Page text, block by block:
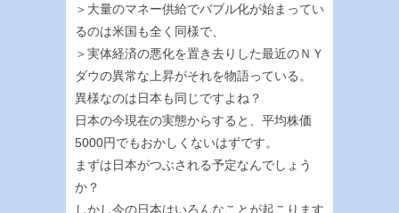
＞大量のマネー供給でバブル化が始まってい
るのは米国も全く同様で、
＞実体経済の悪化を置き去りした最近のＮＹ
ダウの異常な上昇がそれを物語っている。
異様なのは日本も同じですよね？
日本の今現在の実態からすると、平均株価
5000円でもおかしくないはずです。
まずは日本がつぶされる予定なんでしょう
か？
しかし今の日本はいろんなことが起こります